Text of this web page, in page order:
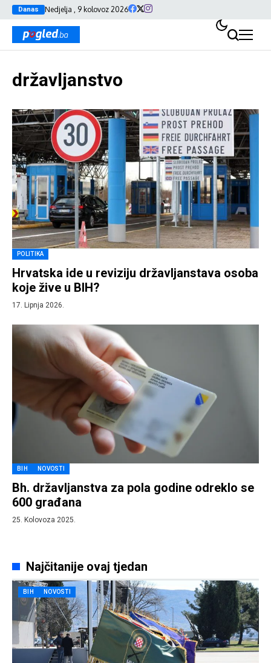
Danas Nedjelja , 9 kolovoz 2026
državljanstvo
POLITIKA
Hrvatska ide u reviziju državljanstava osoba
koje žive u BIH?
17. Lipnja 2026.
BIH NOVOSTI
Bh. državljanstva za pola godine odreklo se
600 građana
25. Kolovoza 2025.
Najčitanije ovaj tjedan
BIH NOVOSTI